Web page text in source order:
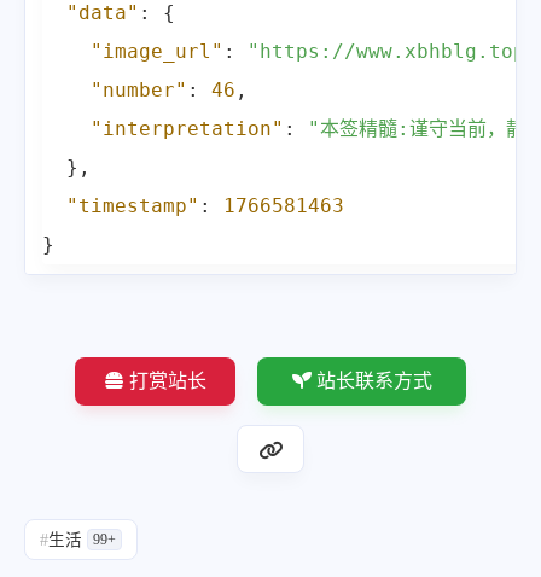
"data" :
{
"image_url" :
"https://
"number" : 46 ,
"interpretation" :
"本签精髓:谨守当前，静
} ,
"timestamp" :
1766581463
}
打赏站长 站长联系方式
#生活 99+